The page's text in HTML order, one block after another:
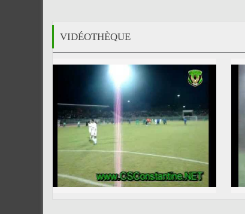
VIDÉOTHÈQUE